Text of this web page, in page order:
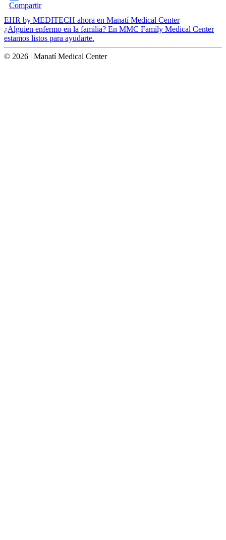
Compartir
Post
navigation
EHR by MEDITECH ahora en Manatí Medical Center
¿Alguien enfermo en la familia? En MMC Family Medical Center
estamos listos para ayudarte.
© 2026 | Manatí Medical Center